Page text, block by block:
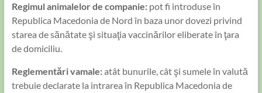
Regimul animalelor de companie:pot fi introduse în
Republica Macedonia de Nord în baza unor dovezi privind
starea de sănătate şi situaţia vaccinărilor eliberate în ţara
de domiciliu.
Reglementări vamale:atât bunurile, cât şi sumele în valută
trebuie declarate la intrarea în Republica Macedonia de